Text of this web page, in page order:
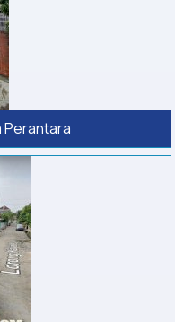
Perantara